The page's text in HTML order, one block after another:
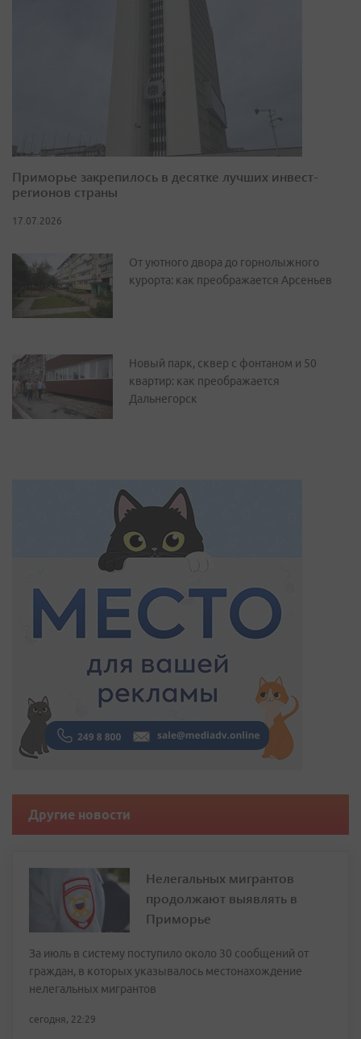
Приморье закрепилось в десятке лучших инвест-
регионов страны
17.07.2026
От уютного двора до горнолыжного
курорта: как преображается Арсеньев
Новый парк, сквер с фонтаном и 50
квартир: как преображается
Дальнегорск
Другие новости
Нелегальных мигрантов
продолжают выявлять в
Приморье
За июль в систему поступило около 30 сообщений от
граждан, в которых указывалось местонахождение
нелегальных мигрантов
сегодня, 22:29